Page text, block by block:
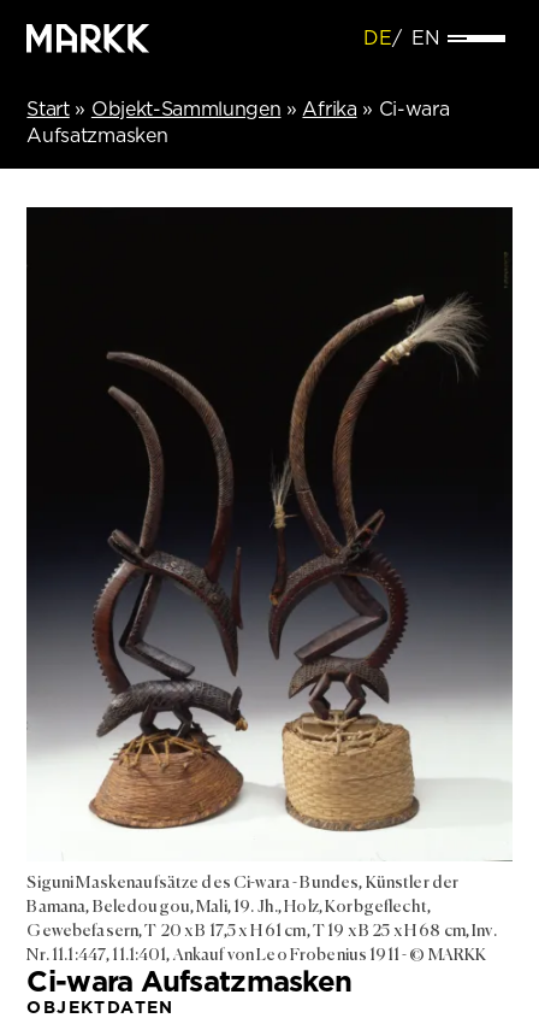
DE EN
Start» Objekt-Sammlungen »Afrika » Ci-wara
Aufsatzmasken
OBJEKTDATEN
Ci-wara Aufsatzmasken
Siguni Maskenaufsätze des Ci-wara - Bundes, Künstler der
Bamana, Beledougou, Mali, 19. Jh., Holz, Korbgeflecht,
Gewebefasern, T 20 x B 17,5 x H 61 cm, T 19 x B 25 x H 68 cm, Inv.
Nr. 11.1:447, 11.1:401, Ankauf von Leo Frobenius 1911 - © MARKK